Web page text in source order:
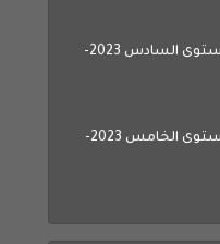
جميع فروض المرحلة الأولى المستوى السادس 2023-
جميع فروض المرحلة الأولى المستوى الخامس 2023-